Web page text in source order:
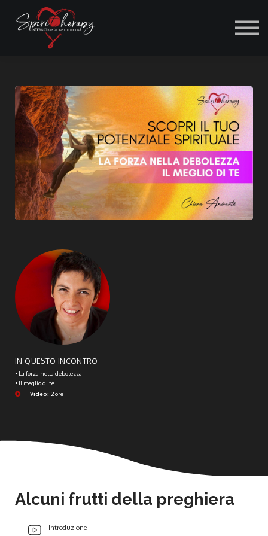
IN QUESTO INCONTRO
• La forza nella debolezza
• Il meglio di te
Video: 2 ore
Alcuni frutti della preghiera
Introduzione